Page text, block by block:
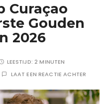
Curaçao
Gouden
2026
LEESTIJD:2 MINUTEN
LAAT EEN REACTIE ACHTER